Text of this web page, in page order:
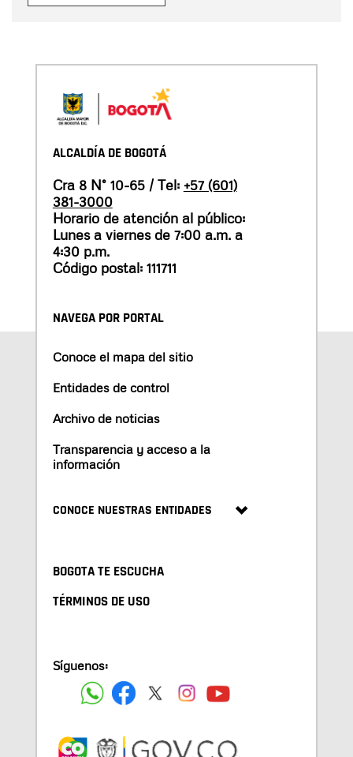
ALCALDÍA DE BOGOTÁ
Cra 8 N° 10-65 / Tel: +57 (601)
381-3000
Horario de atención al público:
Lunes a viernes de 7:00 a.m. a
4:30 p.m.
Código postal: 111711
NAVEGA POR PORTAL
Conoce el mapa del sitio
Entidades de control
Archivo de noticias
Transparencia y acceso a la
información
CONOCE NUESTRAS ENTIDADES
BOGOTA TE ESCUCHA
TÉRMINOS DE USO
Síguenos: